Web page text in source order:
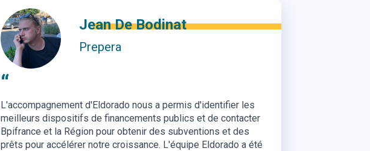
Thomas Pandraud
Infl8
“
L'accompagnement d'Eldorado nous a permis d'identifier les
meilleurs dispositifs de financements publics et de contacter
Bpifrance et la Région pour obtenir des subventions et des
prêts pour accélérer notre croissance. L'équipe Eldorado a été